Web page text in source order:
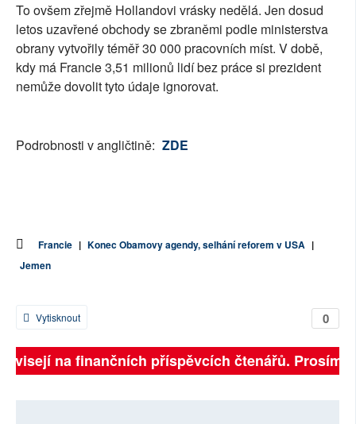
To ovšem zřejmě Hollandovi vrásky nedělá. Jen dosud
letos uzavřené obchody se zbraněmi podle ministerstva
obrany vytvořily téměř 30 000 pracovních míst. V době,
kdy má Francie 3,51 milionů lidí bez práce si prezident
nemůže dovolit tyto údaje ignorovat.
Podrobnosti v angličtině: ZDE
Francie | Konec Obamovy agendy, selhání reforem v USA |
Jemen
0
Vytisknout
na finančních příspěvcích čtenářů. Prosíme,